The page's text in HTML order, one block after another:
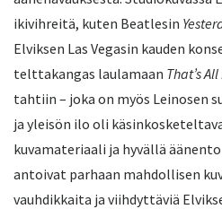
ikivihreitä, kuten Beatlesin
Elviksen Las Vegasin kauden
telttakangas laulamaan That’s
tahtiin – joka on myös Leinosen
ja yleisön ilo oli
kuvamateriaali ja hyvällä
antoivat parhaan mahdollisen
vauhdikkaita ja viihdyttäviä